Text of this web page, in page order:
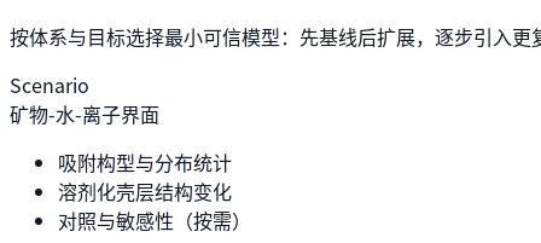
按体系与目标选择最小可信模型：先基线后扩展，逐步引入更
Scenario
矿物-水-离子界面
吸附构型与分布统计
溶剂化壳层结构变化
对照与敏感性（按需）